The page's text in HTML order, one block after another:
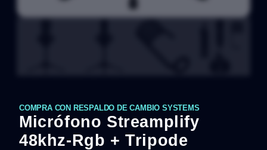
COMPRA CON RESPALDO DE CAMBIO SYSTEMS
Micrófono Streamplify
48khz-Rgb + Tripode